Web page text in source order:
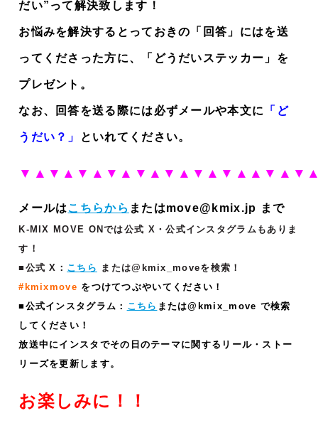
だい”って解決致します！
お悩みを解決するとっておきの「回答」にはを送
ってくださった方に、「どうだいステッカー」を
プレゼント。
なお、回答を送る際には必ずメールや本文に 「ど
うだい？」 といれてください。
▼▲▼▲
メールはこちらから またはmove@kmix.jp まで
K-MIX MOVE ONでは公式 X・公式インスタグラムもありま
す！
■公式 X： こちら または@kmix_moveを検索！
#kmixmove をつけてつぶやいてください！
■公式インスタグラム： こちら または@kmix_move で検索
してください！
放送中にインスタでその日のテーマに関するリール・ストー
リーズを更新します。
お楽しみに！！